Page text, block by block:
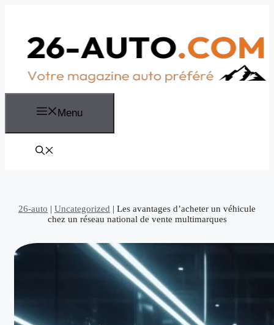
Menu
26-auto | Uncategorized | Les avantages d’acheter un véhicule
chez un réseau national de vente multimarques